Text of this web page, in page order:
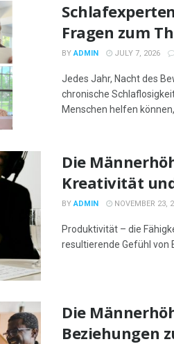
Fragen zum
BY ADMIN JULY 7, 2026
Jedes Jahr, Nacht des
chronische
Menschen helfen können,
Die
Kreativität
BY ADMIN NOVEMBER 23,
Produktivität – die
resultierende Gefühl von
Die
Beziehungen